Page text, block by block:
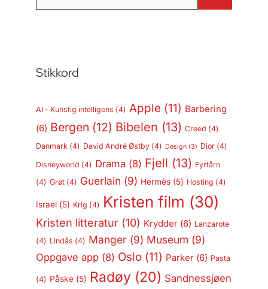
Stikkord
AI - Kunstig intelligens (4) Apple (11) Barbering
(6) Bergen (12) Bibelen (13) Creed (4)
Danmark(4) David André Østby(4) Design(3) Dior(4)
Disneyworld (4) Drama (8) Fjell (13) Fyrtårn
(4) Grøt(4) Guerlain (9) Hermès(5) Hosting (4)
Israel(5) Krig (4) Kristen film (30)
Kristen litteratur(10) Krydder(6) Lanzarote
(4) Lindås (4) Manger(9) Museum (9)
Oppgave app(8) Oslo(11) Parker(6) Pasta
(4) Påske(5) Radøy(20) Sandnessjøen